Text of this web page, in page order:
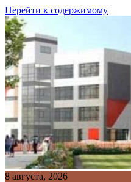
Перейти к содержимому
8 августа, 2026